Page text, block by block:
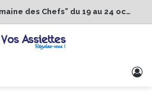
1er Édition de “La Semaine des Chefs” du 19 au 24 octobre 2026